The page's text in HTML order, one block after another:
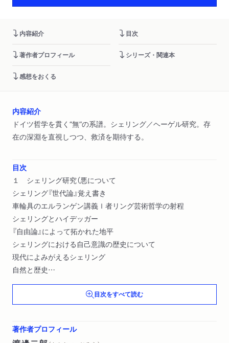
内容紹介 目次
著作者プロフィール シリーズ・関連本
感想をおくる
内容紹介
ドイツ哲学を貫く“無”の系譜。シェリング／ヘーゲル研究。存
在の深淵を直視しつつ、救済を期待する。
目次
１ シェリング研究（悪について
シェリング『世代論』覚え書き
車輪具のエルランゲン講義ｌ者リング芸術哲学の射程
シェリングとハイデッガー
『自由論』によって拓かれた地平
シェリングにおける自己意識の歴史について
現代によみがえるシェリング
自然と歴史
シェリングと現代）
２ ヘーゲル研究（ヘーゲルにおける「意識の超越性」寸描
『精神現象学』「意職」の章襍記
ヘーゲルにおける否定的なもの
目次をすべて読む
著作者プロフィール